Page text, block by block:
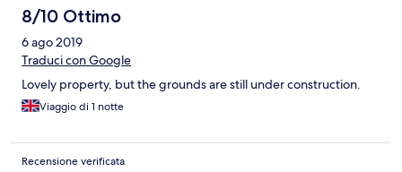
8/10 Ottimo
6 ago 2019
Traduci con Google
Lovely property, but the grounds are still under construction.
Viaggio di 1 notte
Recensione verificata